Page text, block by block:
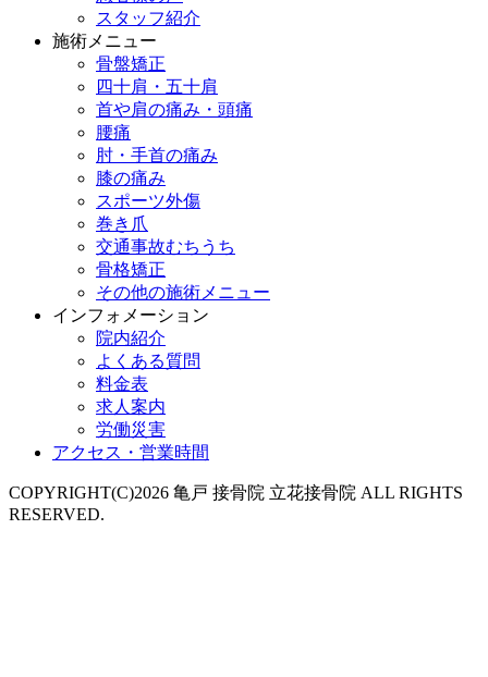
スタッフ紹介
施術メニュー
骨盤矯正
四十肩・五十肩
首や肩の痛み・頭痛
腰痛
肘・手首の痛み
膝の痛み
スポーツ外傷
巻き爪
交通事故むちうち
骨格矯正
その他の施術メニュー
インフォメーション
院内紹介
よくある質問
料金表
求人案内
労働災害
アクセス・営業時間
COPYRIGHT(C)2026 亀戸 接骨院 立花接骨院 ALL RIGHTS
RESERVED.